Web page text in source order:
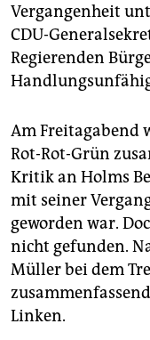
genossenschaft
epaper login
Vergangenheit
CDU-
Regierenden
Am Freitagabend
Rot-Rot-Grün
Kritik an Holms
mit seiner
geworden war.
nicht gefunden.
Müller bei dem
Linken.